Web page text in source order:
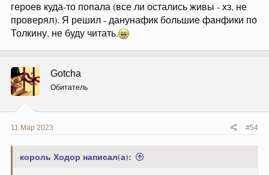
героев куда-то попала (все ли остались живы - хз, не
проверял). Я решил - данунафик большие фанфики по
Толкину, не буду читать.
Gotcha
Обитатель
11 Мар 2023 #54
король Ходор написал(а):